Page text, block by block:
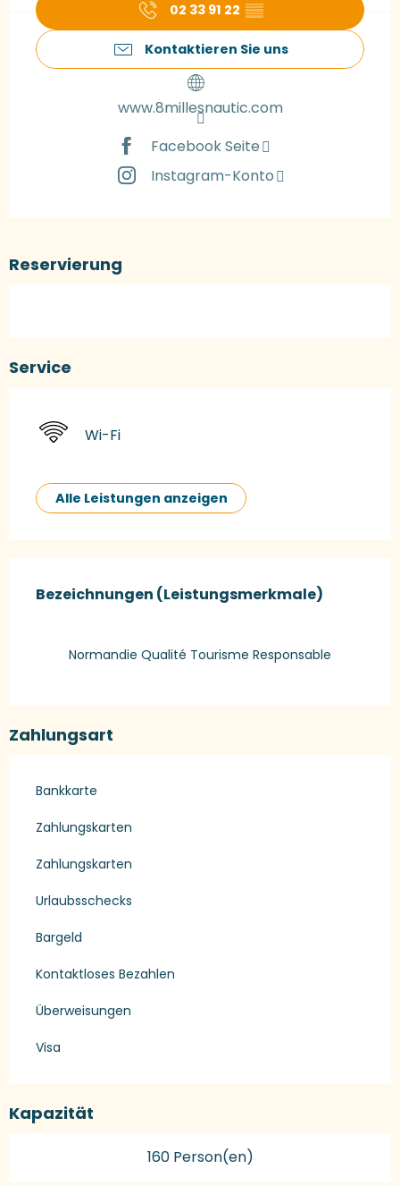
02 33 91 22 ▒▒
Kontaktieren Sie uns
www.8millesnautic.com
Facebook Seite
Instagram-Konto
Reservierung
Service
Wi-Fi
Alle Leistungen anzeigen
Bezeichnungen (Leistungsmerkmale)
Bezeichnungen (Leistungsmerkmale)
Normandie Qualité Tourisme Responsable
Zahlungsart
Bankkarte
Zahlungskarten
Zahlungskarten
Urlaubsschecks
Bargeld
Kontaktloses Bezahlen
Überweisungen
Visa
Kapazität
160 Person(en)